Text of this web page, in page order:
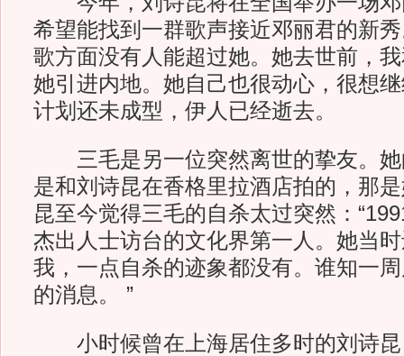
希望能找到一群歌声接近邓丽君的新
歌方面没有人能超过她。她去世前，
她引进内地。她自己也很动心，很想
计划还未成型，伊人已经逝去。
三毛是另一位突然离世的挚友。她
是和刘诗昆在香格里拉酒店拍的，那
昆至今觉得三毛的自杀太过突然：
杰出人士访台的文化界第一人。她当
我，一点自杀的迹象都没有。谁知一
的消息。 ”
小时候曾在上海居住多时的刘诗昆